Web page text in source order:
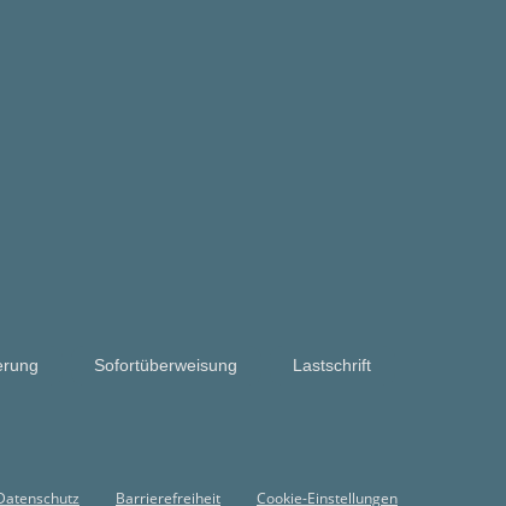
Sofortüberweisung Lastschrift
Barrierefreiheit Cookie-Einstellungen